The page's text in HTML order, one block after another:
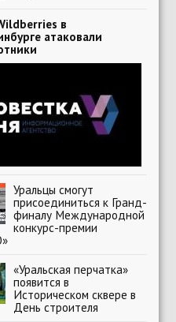
в
атаковали
Уральцы смогут
присоединиться к Гранд-
финалу Международной
конкурс-премии
«Уральская перчатка»
появится в
Историческом сквере в
День строителя